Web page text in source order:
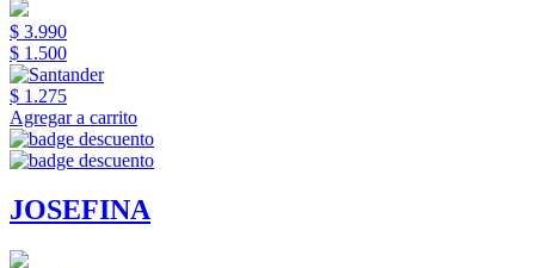
$ 3.990
$ 1.500
$ 1.275
Agregar a carrito
JOSEFINA